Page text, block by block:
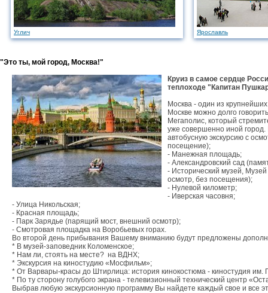
Углич Ярославль
"Это ты, мой город, Москва!"
Круиз в самое сердце
теплоходе "Капитан
Москва - один из
Москве можно долго
Мегаполис, который
уже совершенно иной
автобусную экскурсию с
посещение);
- Манежная площадь;
- Александровский сад
- Исторический музей,
осмотр, без посещения);
- Нулевой километр;
- Иверская часовня;
- Улица Никольская;
- Красная площадь;
- Парк Зарядье (парящий мост, внешний осмотр);
- Смотровая площадка на Воробьевых горах.
Во второй день прибывания Вашему вниманию будут предложены
* В музей-заповедник Коломенское;
* Нам ли, стоять на месте?  на ВДНХ;
* Экскурсия на киностудию «Мосфильм»;
* От Варвары-красы до Штирлица: история кинокостюма - киностудия им.
* По ту сторону голубого экрана - телевизионный технический центр
Выбрав любую экскурсионную программу Вы найдете каждый свое и все